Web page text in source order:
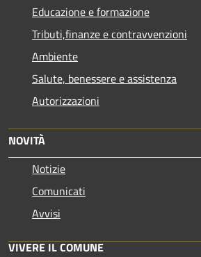
Educazione e formazione
Tributi,finanze e contravvenzioni
Ambiente
Salute, benessere e assistenza
Autorizzazioni
NOVITÀ
Notizie
Comunicati
Avvisi
VIVERE IL COMUNE